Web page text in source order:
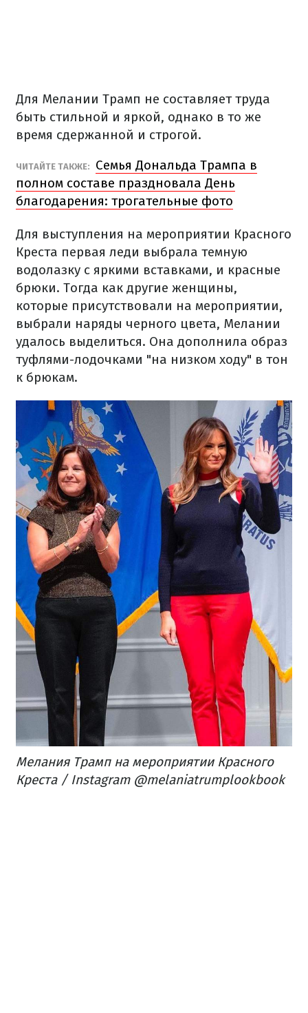
Для Мелании Трамп не составляет труда
быть стильной и яркой, однако в то же
время сдержанной и строгой.
ЧИТАЙТЕ ТАКЖЕ:
Семья Дональда Трампа в
полном составе праздновала День
благодарения: трогательные фото
Для выступления на мероприятии Красного
Креста первая леди выбрала темную
водолазку с яркими вставками, и красные
брюки. Тогда как другие женщины,
которые присутствовали на мероприятии,
выбрали наряды черного цвета, Мелании
удалось выделиться. Она дополнила образ
туфлями-лодочками "на низком ходу" в тон
к брюкам.
Мелания Трамп на мероприятии Красного
Креста / Instagram @melaniatrumplookbook